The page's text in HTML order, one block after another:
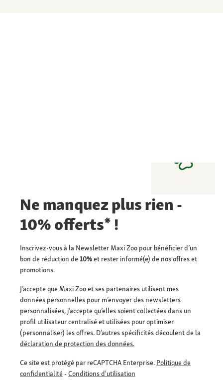
Ne manquez plus rien -
10% offerts* !
Inscrivez-vous à la Newsletter Maxi Zoo pour bénéficier d’un
bon de réduction de10%et rester informé(e) de nos offres et
promotions.
J’accepte que Maxi Zoo et ses partenaires utilisent mes
données personnelles pour m’envoyer des newsletters
personnalisées, j’accepte qu’elles soient collectées dans un
profil utilisateur centralisé et utilisées pour optimiser
(personnaliser) les offres. D’autres spécificités découlent de la
déclaration de protection des données.
Ce site est protégé par reCAPTCHA Enterprise. Politique de
confidentialité - Conditions d'utilisation